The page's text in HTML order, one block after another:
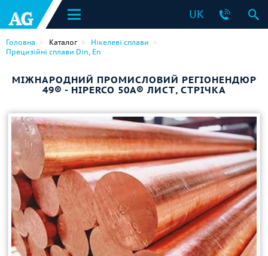
UK
Головна Каталог
Нікелеві сплави
Прецизійні сплави Din, En
МІЖНАРОДНИЙ ПРОМИСЛОВИЙ РЕГІОНЕНДЮР
49® - HIPERCO 50A® ЛИСТ, СТРІЧКА